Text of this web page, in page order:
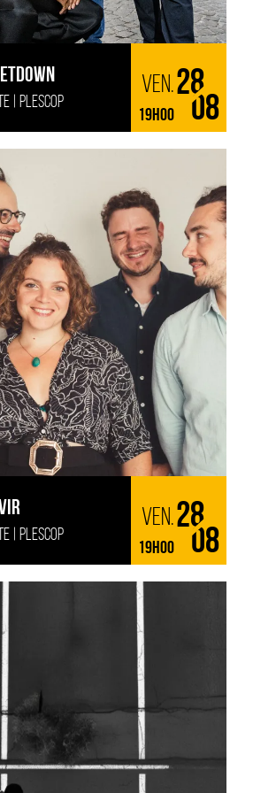
| PLESCOP
ven.28
08
19H00
| PLESCOP
ven.28
08
19H00